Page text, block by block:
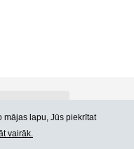
mājas lapu, Jūs piekrītat
vairāk.